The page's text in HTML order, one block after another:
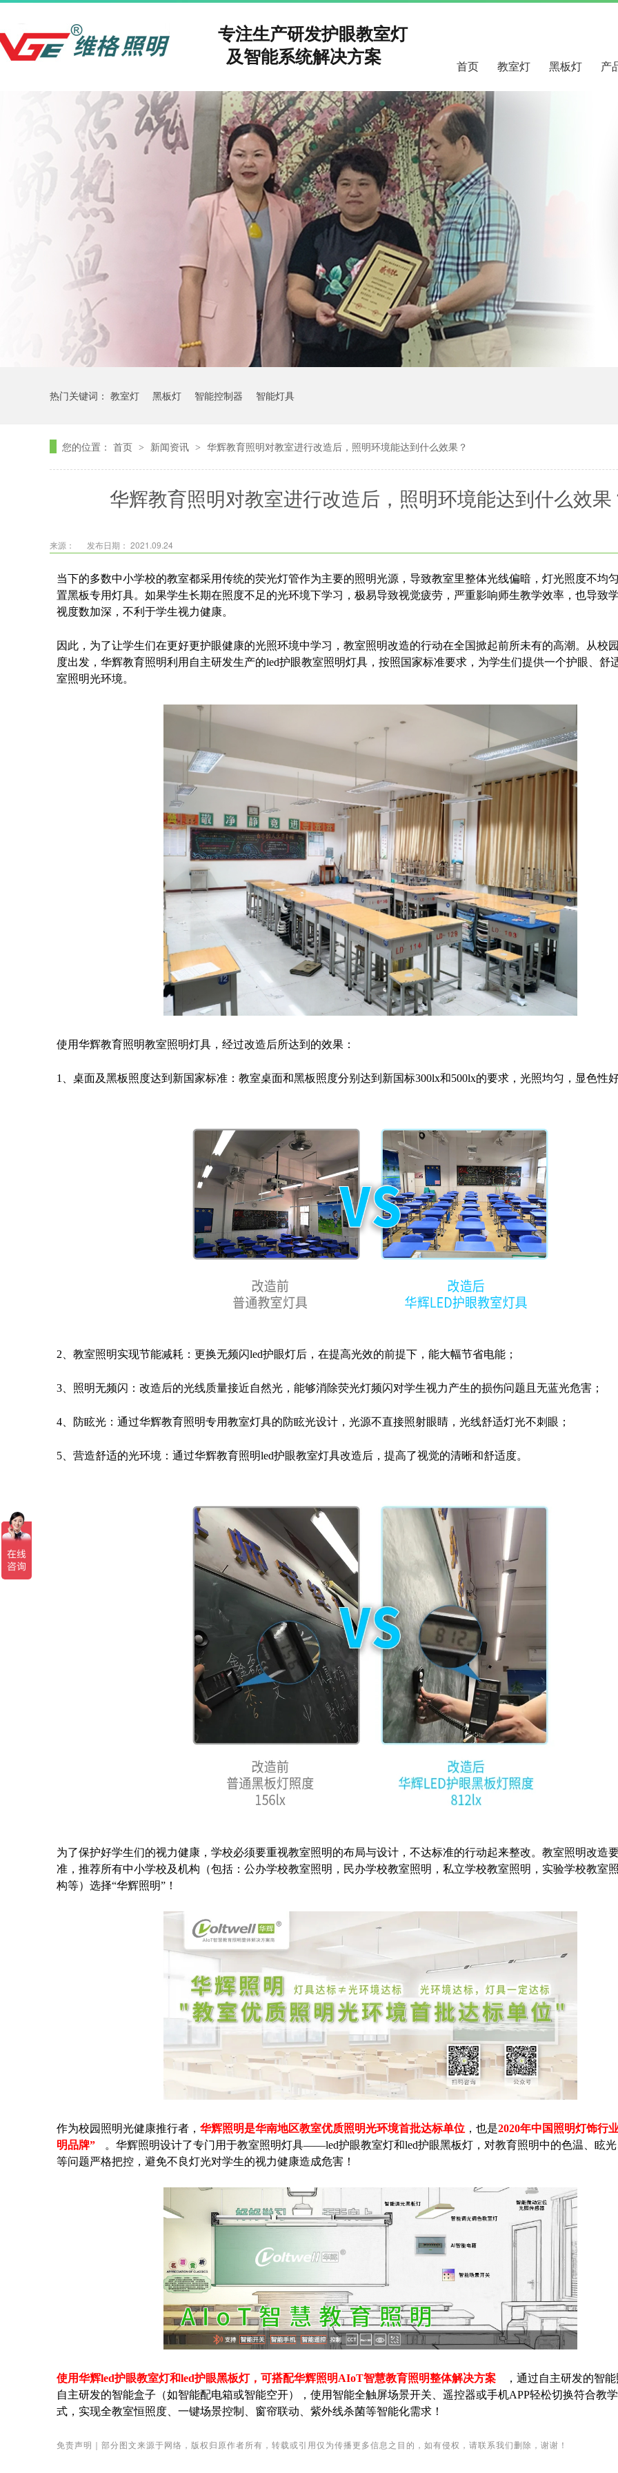
专注生产研发护眼教室灯
及智能系统解决方案
首页 教室灯 黑板灯 产
热门关键词： 教室灯 黑板灯 智能控制器 智能灯具
您的位置： 首页 > 新闻资讯 > 华辉教育照明对教室进行改造后，照明环境能达到什么效果？
华辉教育照明对教室进行改造后，照明环境能达到什么效果
来源： 发布日期： 2021.09.24
当下的多数中小学校的教室都采用传统的荧光灯管作为主要的照明光源，导致教室里整体光线偏暗，灯光照度不均
置黑板专用灯具。如果学生长期在照度不足的光环境下学习，极易导致视觉疲劳，严重影响师生教学效率，也导致
视度数加深，不利于学生视力健康。
因此，为了让学生们在更好更护眼健康的光照环境中学习，教室照明改造的行动在全国掀起前所未有的高潮。从校
度出发，华辉教育照明利用自主研发生产的led护眼教室照明灯具，按照国家标准要求，为学生们提供一个护眼、舒
室照明光环境。
使用华辉教育照明教室照明灯具，经过改造后所达到的效果：
1、桌面及黑板照度达到新国家标准：教室桌面和黑板照度分别达到新国标300lx和500lx的要求，光照均匀，显色性
2、教室照明实现节能减耗：更换无频闪led护眼灯后，在提高光效的前提下，能大幅节省电能；
3、照明无频闪：改造后的光线质量接近自然光，能够消除荧光灯频闪对学生视力产生的损伤问题且无蓝光危害；
4、防眩光：通过华辉教育照明专用教室灯具的防眩光设计，光源不直接照射眼睛，光线舒适灯光不刺眼；
5、营造舒适的光环境：通过华辉教育照明led护眼教室灯具改造后，提高了视觉的清晰和舒适度。
为了保护好学生们的视力健康，学校必须要重视教室照明的布局与设计，不达标准的行动起来整改。教室照明改造
准，推荐所有中小学校及机构（包括：公办学校教室照明，民办学校教室照明，私立学校教室照明，实验学校教室
构等）选择“华辉照明”！
作为校园照明光健康推行者， 华辉照明是华南地区教室优质照明光环境首批达标单位 ，也是2020年中国照明灯饰行
明品牌”
。华辉照明设计了专门用于教室照明灯具——led护眼教室灯和led护眼黑板灯，对教育照明中的色温、眩
等问题严格把控，避免不良灯光对学生的视力健康造成危害！
使用华辉led护眼教室灯和led护眼黑板灯，可搭配华辉照明AIoT智慧教育照明整体解决方案
，通过自主研发的智
自主研发的智能盒子（如智能配电箱或智能空开），使用智能全触屏场景开关、遥控器或手机APP轻松切换符合教
式，实现全教室恒照度、一键场景控制、窗帘联动、紫外线杀菌等智能化需求！
免责声明 ｜部分图文来源于网络，版权归原作者所有，转载或引用仅为传播更多信息之目的，如有侵权，请联系我们删除，谢谢！